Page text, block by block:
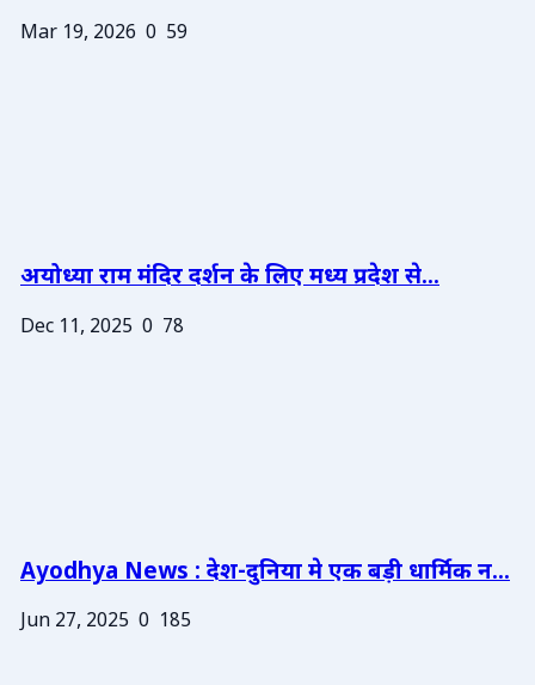
Mar 19, 2026 0 59
अयोध्या राम मंदिर दर्शन के लिए मध्य प्रदेश से...
Dec 11, 2025 0 78
Ayodhya News : देश-दुनिया मे एक बड़ी धार्मिक न...
Jun 27, 2025 0 185